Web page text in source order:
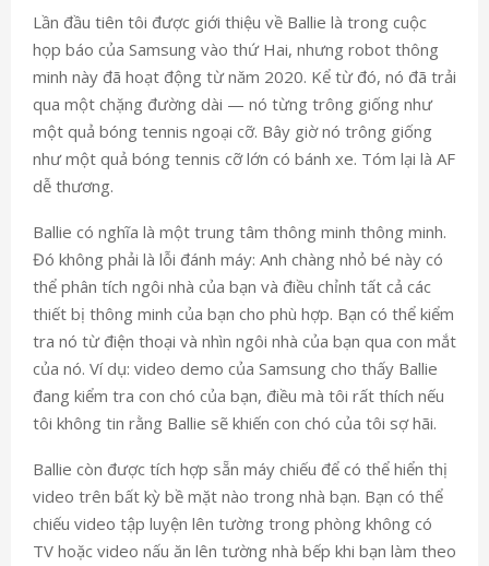
Lần đầu tiên tôi được giới thiệu về Ballie là trong cuộc
họp báo của Samsung vào thứ Hai, nhưng robot thông
minh này đã hoạt động từ năm 2020. Kể từ đó, nó đã trải
qua một chặng đường dài — nó từng trông giống như
một quả bóng tennis ngoại cỡ. Bây giờ nó trông giống
như một quả bóng tennis cỡ lớn có bánh xe. Tóm lại là AF
dễ thương.
Ballie có nghĩa là một trung tâm thông minh thông minh.
Đó không phải là lỗi đánh máy: Anh chàng nhỏ bé này có
thể phân tích ngôi nhà của bạn và điều chỉnh tất cả các
thiết bị thông minh của bạn cho phù hợp. Bạn có thể kiểm
tra nó từ điện thoại và nhìn ngôi nhà của bạn qua con mắt
của nó. Ví dụ: video demo của Samsung cho thấy Ballie
đang kiểm tra con chó của bạn, điều mà tôi rất thích nếu
tôi không tin rằng Ballie sẽ khiến con chó của tôi sợ hãi.
Ballie còn được tích hợp sẵn máy chiếu để có thể hiển thị
video trên bất kỳ bề mặt nào trong nhà bạn. Bạn có thể
chiếu video tập luyện lên tường trong phòng không có
TV hoặc video nấu ăn lên tường nhà bếp khi bạn làm theo